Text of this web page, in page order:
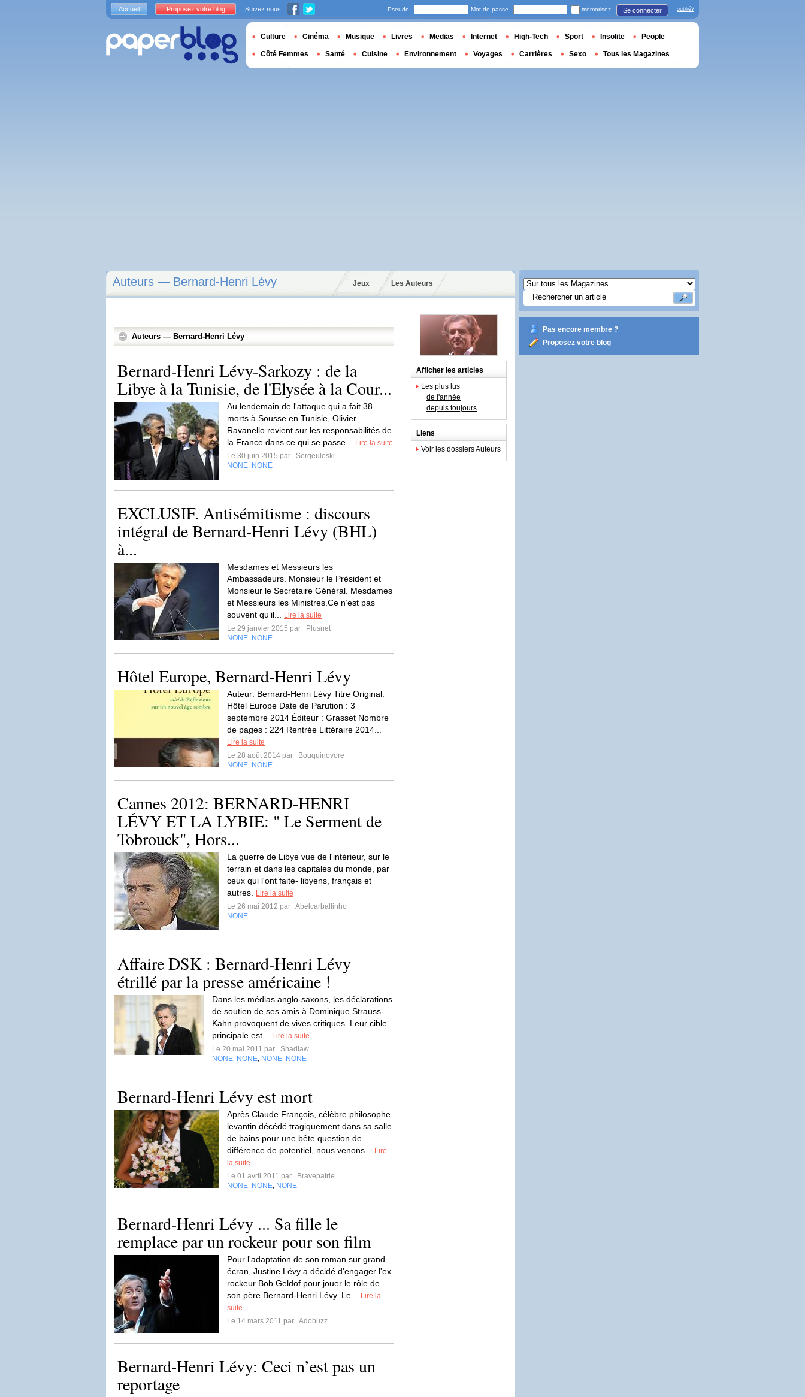
Auteurs — Bernard-Henri Lévy Jeux Les Auteurs
Auteurs — Bernard-Henri Lévy
Bernard-Henri Lévy-Sarkozy : de la
Libye à la Tunisie, de l'Elysée à la Cour...
Au lendemain de l'attaque qui a fait 38
morts à Sousse en Tunisie, Olivier
Ravanello revient sur les responsabilités de
la France dans ce qui se passe...
Lire la suite
Le 30 juin 2015 par
Sergeuleski
NONE NONE
EXCLUSIF. Antisémitisme : discours
intégral de Bernard-Henri Lévy (BHL)
à...
Mesdames et Messieurs les
Ambassadeurs. Monsieur le Président et
Monsieur le Secrétaire Général. Mesdames
et Messieurs les Ministres.Ce n’est pas
souvent qu’il...
Lire la suite
Le 29 janvier 2015 par
Plusnet
NONE NONE
Hôtel Europe, Bernard-Henri Lévy
Auteur: Bernard-Henri Lévy Titre Original:
Hôtel Europe Date de Parution : 3
septembre 2014 Éditeur : Grasset Nombre
de pages : 224 Rentrée Littéraire 2014...
Lire la suite
Le 28 août 2014 par
Bouquinovore
NONE NONE
Cannes 2012: BERNARD-HENRI
LÉVY ET LA LYBIE: " Le Serment de
Tobrouck", Hors...
La guerre de Libye vue de l'intérieur, sur le
terrain et dans les capitales du monde, par
ceux qui l'ont faite- libyens, français et
autres.
Lire la suite
Le 26 mai 2012 par Abelcarballinho
NONE
Affaire DSK : Bernard-Henri Lévy
étrillé par la presse américaine !
Dans les médias anglo-saxons, les déclarations
de soutien de ses amis à Dominique Strauss-
Kahn provoquent de vives critiques. Leur cible
principale est...
Lire la suite
Le 20 mai 2011 par
Shadlaw
NONE NONE NONE NONE
Bernard-Henri Lévy est mort
Après Claude François, célèbre philosophe
levantin décédé tragiquement dans sa salle
de bains pour une bête question de
différence de potentiel, nous venons...
Lire
la suite
Le 01 avril 2011 par
Bravepatrie
NONE NONE NONE
Bernard-Henri Lévy ... Sa fille le
remplace par un rockeur pour son film
Pour l'adaptation de son roman sur grand
écran, Justine Lévy a décidé d'engager l'ex
rockeur Bob Geldof pour jouer le rôle de
son père Bernard-Henri Lévy. Le...
Lire la
suite
Le 14 mars 2011 par Adobuzz
Bernard-Henri Lévy: Ceci n’est pas un
reportage
Afficher les articles
Les plus lus
de l'année
depuis toujours
Liens
Voir les dossiers Auteurs
Pas encore membre ?
Proposez votre blog
Accueil Proposez votre blog Suivez nous Pseudo Mot de passe mémorisez Se connecter oublié?
Culture Cinéma Musique Livres Medias Internet High-Tech Sport Insolite People
Côté Femmes Santé Cuisine Environnement Voyages Carrières Sexo Tous les Magazines